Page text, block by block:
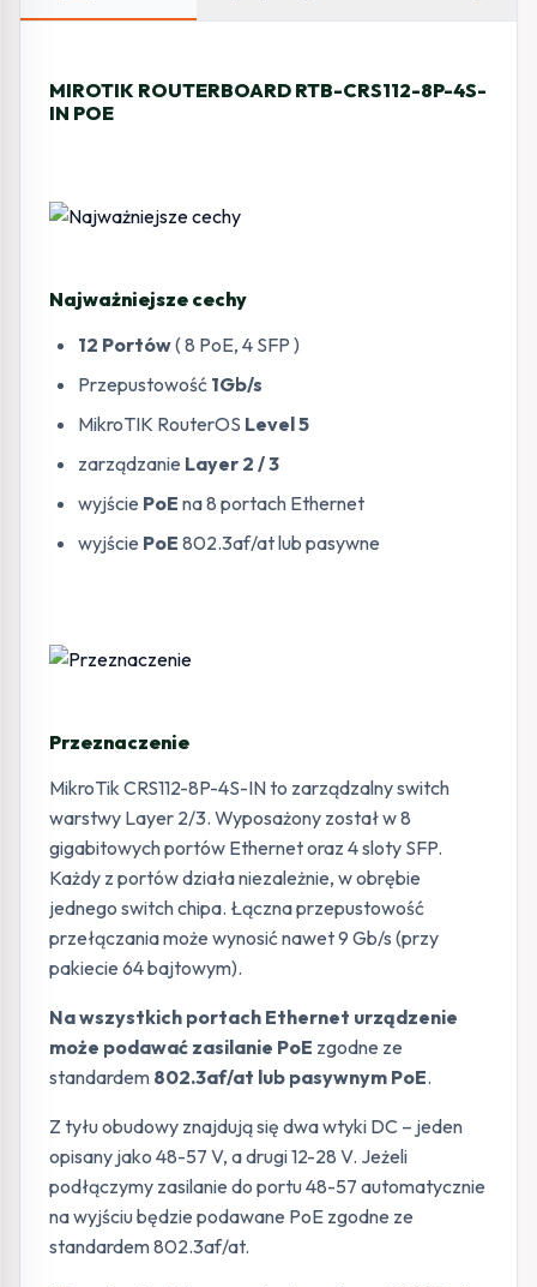
MIROTIK ROUTERBOARD RTB-CRS112-8P-4S-
IN POE
Najważniejsze cechy
12 Portów( 8 PoE, 4 SFP )
Przepustowość 1Gb/s
MikroTIK RouterOS Level 5
zarządzanie Layer 2 / 3
wyjście PoE na 8 portach Ethernet
wyjście PoE 802.3af/at lub pasywne
Przeznaczenie
MikroTik CRS112-8P-4S-IN to zarządzalny switch
warstwy Layer 2/3. Wyposażony został w 8
gigabitowych portów Ethernet oraz 4 sloty SFP.
Każdy z portów działa niezależnie, w obrębie
jednego switch chipa. Łączna przepustowość
przełączania może wynosić nawet 9 Gb/s (przy
pakiecie 64 bajtowym).
Na wszystkich portach Ethernet urządzenie
może podawać zasilanie PoE zgodne ze
standardem 802.3af/at lub pasywnym PoE.
Z tyłu obudowy znajdują się dwa wtyki DC – jeden
opisany jako 48-57 V, a drugi 12-28 V. Jeżeli
podłączymy zasilanie do portu 48-57 automatycznie
na wyjściu będzie podawane PoE zgodne ze
standardem 802.3af/at.